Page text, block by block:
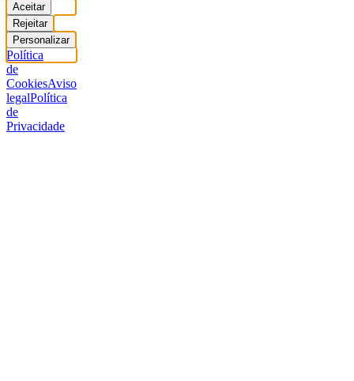
Aceitar
Rejeitar
Personalizar
Política
de
CookiesAviso
legalPolítica
de
Privacidade